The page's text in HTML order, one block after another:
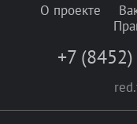
О проекте
+7